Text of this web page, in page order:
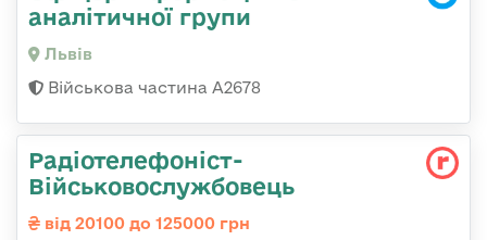
аналітичної групи
Львів
Військова частина А2678
Радіотелефоніст-
Військовослужбовець
від 20100 до 125000 грн